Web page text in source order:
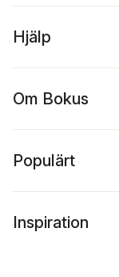
Hjälp
Om Bokus
Populärt
Inspiration